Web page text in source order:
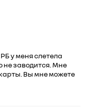
у меня слетела
заводится. Мне
Вы мне можете